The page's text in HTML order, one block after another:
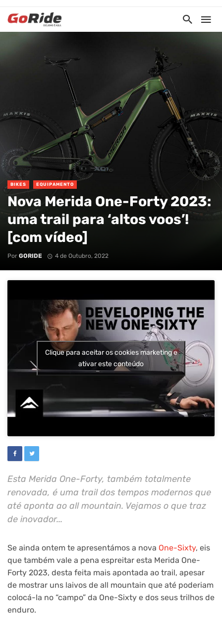
BIKES EQUIPAMENTO
Nova Merida One-Forty 2023:
uma trail para ‘altos voos’!
[com vídeo]
Por GORIDE 4 de Outubro, 2022
Clique para aceitar os cookies marketing e
ativar este conteúdo
Esta Merida One-Forty, também totalmente
renovada, é uma trail dos tempos modernos que
até aponta ao all mountain. Vejamos o que traz
de inovador...
Se ainda ontem te apresentámos a nova One-Sixty, eis
que também vale a pena espreitar esta Merida One-
Forty 2023, desta feita mais apontada ao trail, apesar
de mostrar uns laivos de all mountain que até poderiam
colocá-la no “campo” da One-Sixty e dos seus trilhos de
enduro.